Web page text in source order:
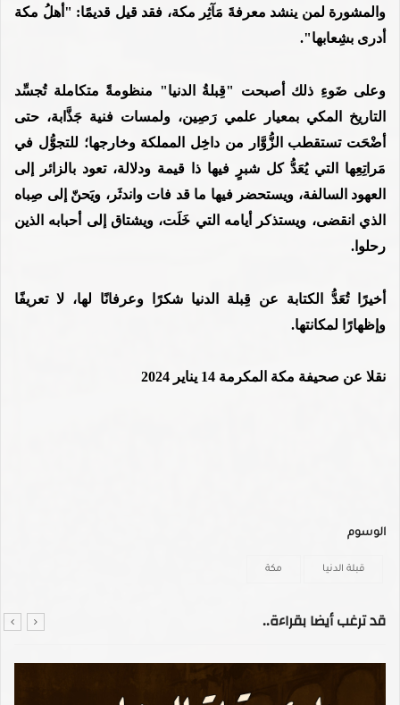
والمشورة لمن ينشد معرفةَ مَآثِر مكة، فقد قيل قديمًا: "أهلُ مكة
أدرى بشِعابها".
وعلى ضَوءِ ذلك أصبحت "قِبلةُ الدنيا" منظومةً متكاملة تُجسِّد
التاريخ المكي بمعيار علمي رَصِين، ولمسات فنية جَذَّابة، حتى
أضْحَت تستقطب الزُّوَّار من داخِل المملكة وخارجها؛ للتجوُّل في
مَراتِعِها التي يُعَدُّ كل شبرٍ فيها ذا قيمة ودلالة، تعود بالزائر إلى
العهود السالفة، ويستحضر فيها ما قد فات واندثَر، ويَحنّ إلى صِباه
الذي انقضى، ويستذكر أيامه التي خَلَت، ويشتاق إلى أحبابه الذين
رحلوا.
أخيرًا تُعَدُّ الكتابة عن قِبلة الدنيا شكرًا وعرفانًا لها، لا تعريفًا
وإظهارًا لمكانتها.
نقلا عن صحيفة مكة المكرمة 14 يناير 2024
الوسوم
قبلة الدنيا مكة
قد ترغب أيضا بقراءة..